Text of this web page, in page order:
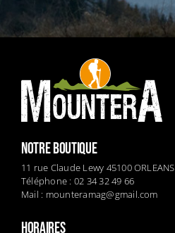
NOTRE BOUTIQUE
11 rue Claude Lewy 45100 ORLEANS
Téléphone : 02 34 32 49 66
Mail : mounteramag@gmail.com
HORAIRES